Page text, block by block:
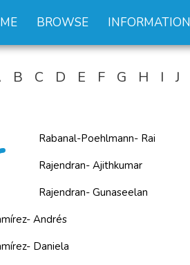
BROWSE INFORMATION
B C D E F G H I J
Rabanal-Poehlmann- Rai
Rajendran- Ajithkumar
Rajendran- Gunaseelan
Andrés
Daniela